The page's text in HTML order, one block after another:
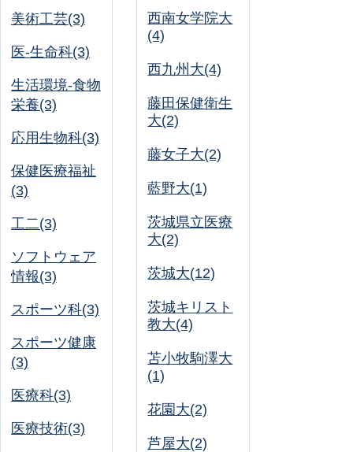
美術工芸(3)
医-生命科(3)
生活環境-食物
栄養(3)
応用生物科(3)
保健医療福祉
(3)
工二(3)
ソフトウェア
情報(3)
スポーツ科(3)
スポーツ健康
(3)
医療科(3)
医療技術(3)
西南女学院大
(4)
西九州大(4)
藤田保健衛生
大(2)
藤女子大(2)
藍野大(1)
茨城県立医療
大(2)
茨城大(12)
茨城キリスト
教大(4)
苫小牧駒澤大
(1)
花園大(2)
芦屋大(2)